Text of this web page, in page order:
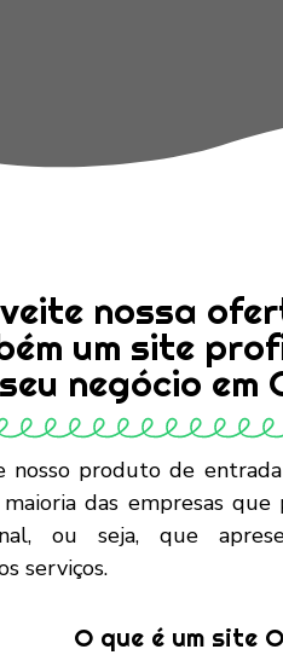
nossa
um site
seu negócio em
nosso produto de
das empresas que
ou seja, que
serviços.
O que é um site